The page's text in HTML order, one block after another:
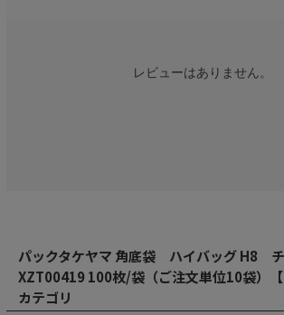
レビューはありません。
パックタケヤマ 角底袋 ハイバッグ H8
XZT00419 100枚/袋（ご注文単位10袋）
カテゴリ